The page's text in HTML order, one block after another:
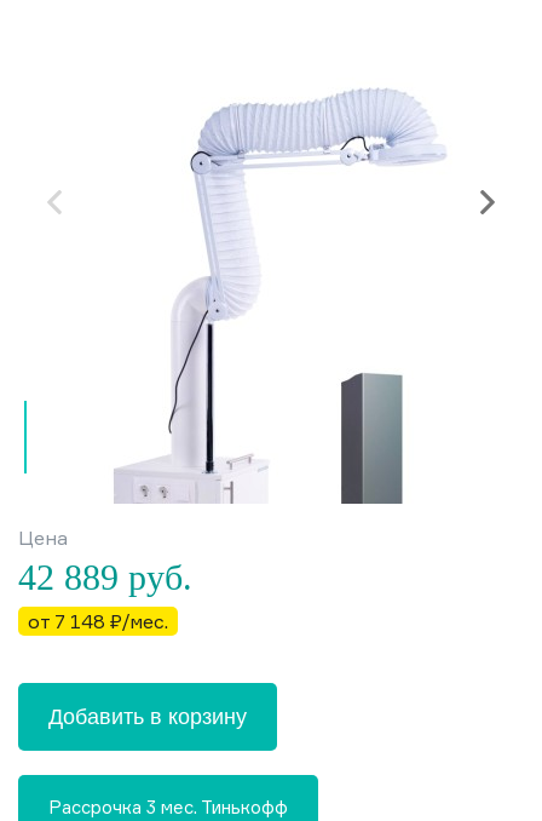
Цена
42 889 руб.
от 7 148 ₽/мес.
Добавить в корзину
Рассрочка 3 мес. Тинькофф